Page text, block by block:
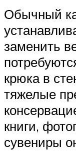
Обычный
заменить
крюка в
тяжелые
книги,
сувениры